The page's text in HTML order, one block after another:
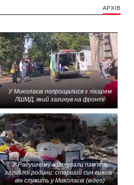
АРХІВ
У Миколаєві попрощалися з лікарем
ЛШМД, який загинув на фронті
У Радушному вшанували пам'ять
загиблої родини: старший син вижив -
він служить у Миколаєві (відео)